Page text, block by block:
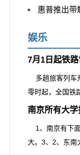
惠普推出带触
娱乐
7月1日起铁
多趟旅客列车
零时起，全国铁
南京所有大
1、南京有下
大。3、2、东南